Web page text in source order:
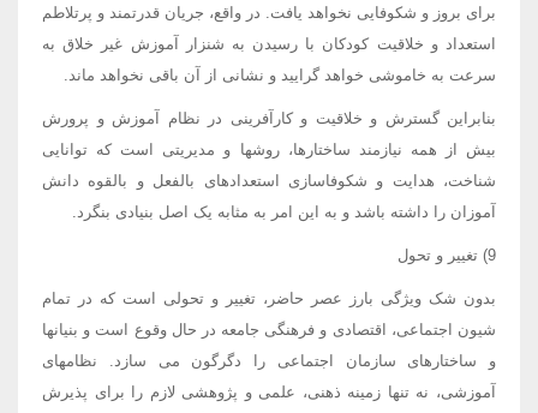
برای بروز و شکوفایی نخواهد یافت. در واقع، جریان قدرتمند و پرتلاطم
استعداد و خلاقیت کودکان با رسیدن به شنزار آموزش غیر خلاق به
سرعت به خاموشی خواهد گرایید و نشانی از آن باقی نخواهد ماند.
بنابراین گسترش و خلاقیت و کارآفرینی در نظام آموزش و پرورش
بیش از همه نیازمند ساختارها، روشها و مدیریتی است که توانایی
شناخت، هدایت و شکوفاسازی استعدادهای بالفعل و بالقوه دانش
آموزان را داشته باشد و به این امر به مثابه یک اصل بنیادی بنگرد.
9) تغییر و تحول
بدون شک ویژگی بارز عصر حاضر، تغییر و تحولی است که در تمام
شیون اجتماعی، اقتصادی و فرهنگی جامعه در حال وقوع است و بنیانها
و ساختارهای سازمان اجتماعی را دگرگون می سازد. نظامهای
آموزشی، نه تنها زمینه ذهنی، علمی و پژوهشی لازم را برای پذیرش